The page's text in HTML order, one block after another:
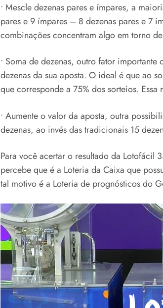
• Mescle dezenas pares e ímpares, a
pares e 9 ímpares – 8 dezenas pares e 7
combinações concentram algo em torno
• Soma de dezenas, outro fator
dezenas da sua aposta. O ideal é que ao
que corresponde a 75% dos sorteios. Essa
• Aumente o valor da aposta, outra
dezenas, ao invés das tradicionais 15
Para você acertar o resultado da Lotofácil
percebe que é a Loteria da Caixa que
tal motivo é a Loteria de prognósticos do